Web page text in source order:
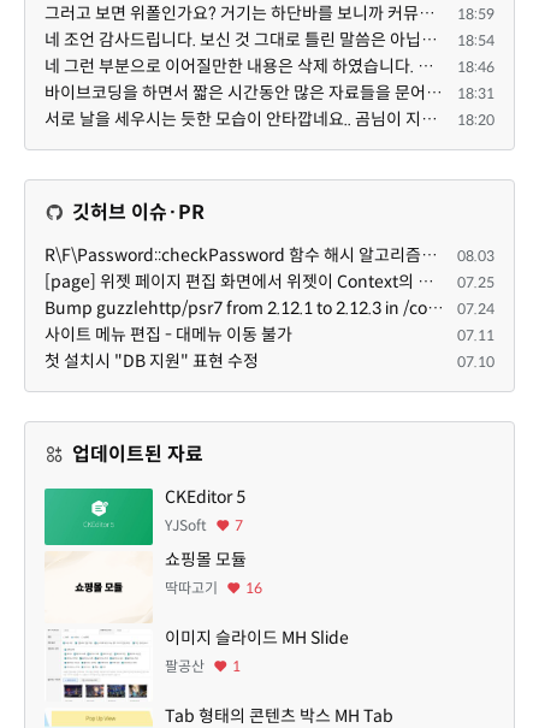
그러고 보면 위폴인가요? 거기는 하단바를 보니까 커뮤니티 빌딩 SaaS 솔루션을 사용하고 있는거 같더라고요... 18:59
네 조언 감사드립니다. 보신 것 그대로 틀린 말씀은 아닙니다. 다만, 배포한 것에 대해 흥미가 떨어져서 뒷... 18:54
네 그런 부분으로 이어질만한 내용은 삭제 하였습니다. 불편을 드려 죄송합니다. 저희는 비즈니스 완성할 수... 18:46
바이브코딩을 하면서 짧은 시간동안 많은 자료들을 문어발식 확장하면서 이미 배포한것에대한 흥미가 떨어지... 18:31
서로 날을 세우시는 듯한 모습이 안타깝네요.. 곰님이 지금까지 이끌어주셨던것처럼 안정적인 코어도 필요하... 18:20
깃허브 이슈·PR
R\F\Password::checkPassword 함수 해시 알고리즘을 암시적으로 호출하는 경우 Argon2id 해시 비교 실패 08.03
[page] 위젯 페이지 편집 화면에서 위젯이 Context의 module_info를 덮어쓰면 저장이 ERR_ACT_IS_NOT_STANDALONE으로 실패 07.25
Bump guzzlehttp/psr7 from 2.12.1 to 2.12.3 in /common 07.24
사이트 메뉴 편집 - 대메뉴 이동 불가 07.11
첫 설치시 "DB 지원" 표현 수정 07.10
업데이트된 자료
CKEditor 5
YJSoft 7
쇼핑몰 모듈
딱따고기 16
이미지 슬라이드 MH Slide
팔공산 1
Tab 형태의 콘텐츠 박스 MH Tab